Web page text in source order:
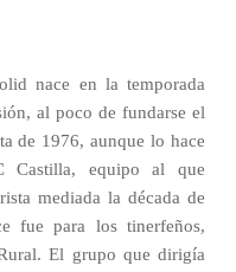
nace en la temporada
al poco de fundarse el
de 1976, aunque lo hace
Castilla, equipo al que
mediada la década de
fue para los tinerfeños,
El grupo que dirigía